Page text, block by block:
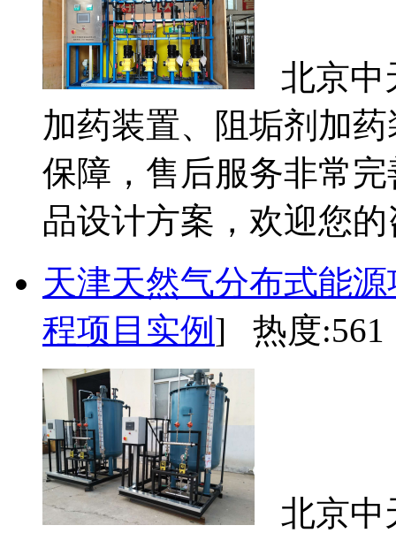
北京中
加药装置、阻垢剂加
保障，售后服务非常
品设计方案，欢迎您
天津天然气分布式能
程项目实例 ] 热度:561
北京中